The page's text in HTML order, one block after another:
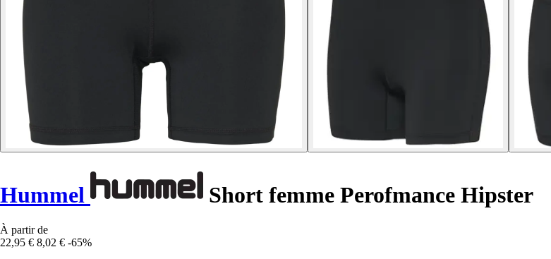
Hummel Short femme Perofmance Hipster
À partir de
22,95 € 8,02 € -65%